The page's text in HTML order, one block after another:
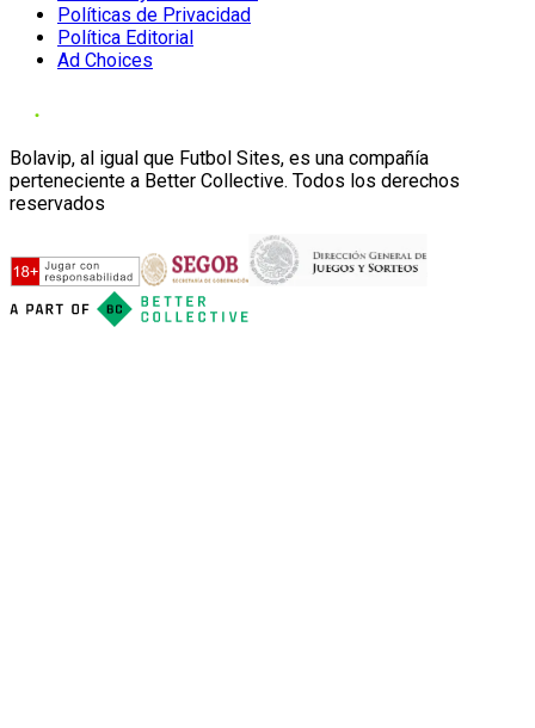
Políticas de Privacidad
Política Editorial
Ad Choices
Bolavip, al igual que Futbol Sites, es una compañía
perteneciente a Better Collective. Todos los derechos
reservados